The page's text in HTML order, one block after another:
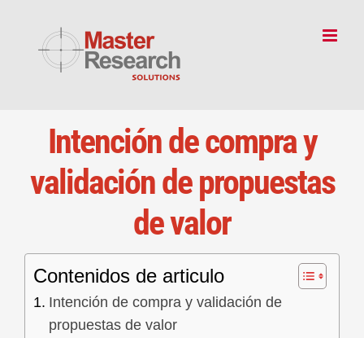
content
Intención de compra y
validación de propuestas
de valor
Contenidos de articulo
Intención de compra y validación de
propuestas de valor